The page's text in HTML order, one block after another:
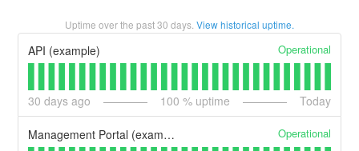
Uptime over the past30 days. View historical uptime.
API (example) Operational
30 days ago 100 % uptime Today
Management Portal (example) Operational